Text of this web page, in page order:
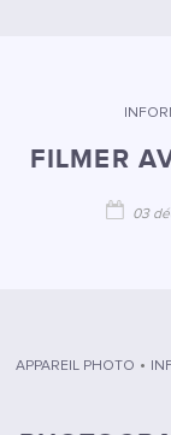
FILMER
03
APPAREIL PHOTO •